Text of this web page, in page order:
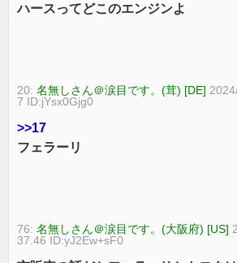
ハースってどこのエンジンよ
20:名無しさん＠涙目です。(茸) [DE]
7 ID:jYsx0Gjg0
>>17
フェラーリ
76:名無しさん＠涙目です。(大阪府) [US]
37.46 ID:yJ2Ew+sF0